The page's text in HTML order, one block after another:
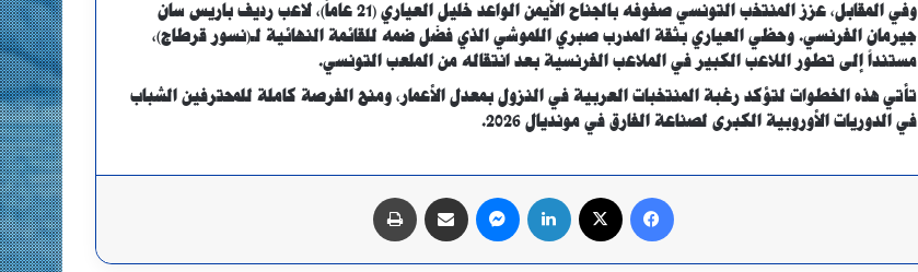
وفي المقابل، عزز المنتخب التونسي صفوفه بالجناح الأيمن الواعد خليل العياري (21 عاماً)، لاعب رديف باريس سان
جيرمان الفرنسي. وحظي العياري بثقة المدرب صبري اللموشي الذي فضّل ضمه للقائمة النهائية لـ(نسور قرطاج)،
مستنداً إلى تطور اللاعب الكبير في الملاعب الفرنسية بعد انتقاله من الملعب التونسي.
تأتي هذه الخطوات لتؤكد رغبة المنتخبات العربية في النزول بمعدل الأعمار، ومنح الفرصة كاملة للمحترفين الشباب
في الدوريات الأوروبية الكبرى لصناعة الفارق في مونديال 2026
.
فيسبوك لينكدإن ماسنجر مشاركة عبر البريد